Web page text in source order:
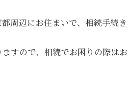
周辺にお住まいで、相続手続
すので、相続でお困りの際は